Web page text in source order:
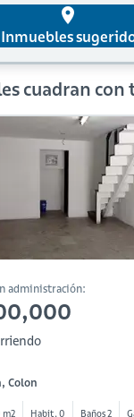
place
Inmuebles
cuadran con
administración:
Colon
m2 Habit. 0 Baños 2